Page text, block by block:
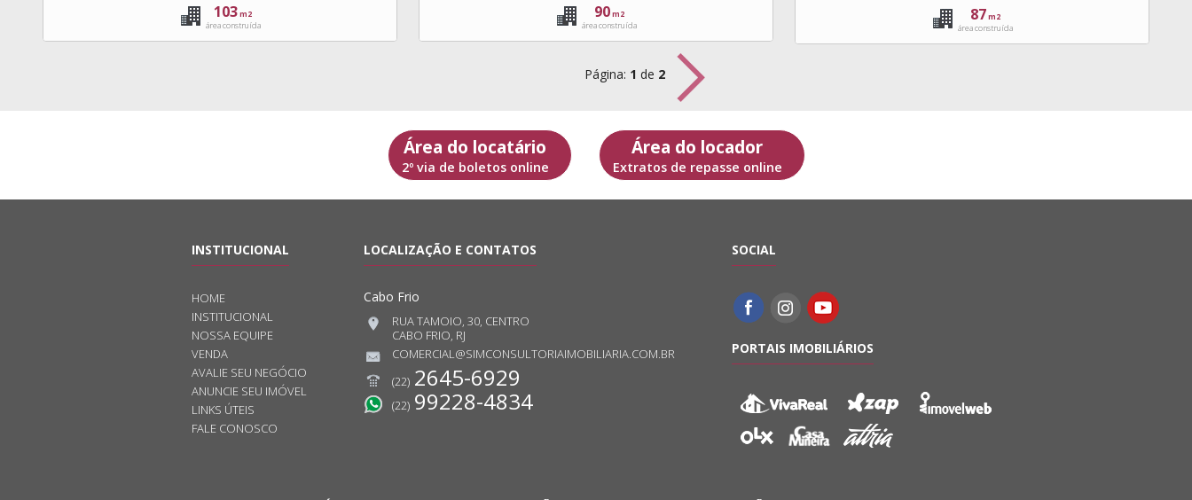
103 m2
área construída
90m2
área construída
87m2
área construída
Página: 1 de 2
Área do locatário
2º via de boletos online
Área do locador
Extratos de repasse online
INSTITUCIONAL
HOME
INSTITUCIONAL
NOSSA EQUIPE
VENDA
AVALIE SEU NEGÓCIO
ANUNCIE SEU IMÓVEL
LINKS ÚTEIS
FALE CONOSCO
LOCALIZAÇÃO E CONTATOS
Cabo Frio
RUA TAMOIO, 30, CENTRO
CABO FRIO, RJ
COMERCIAL@SIMCONSULTORIAIMOBILIARIA.COM.BR
(22) 2645-6929
(22) 99228-4834
SOCIAL
PORTAIS IMOBILIÁRIOS